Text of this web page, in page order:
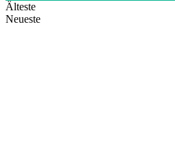
Älteste
Neueste